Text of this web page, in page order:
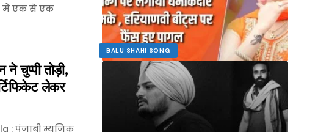
BALU SHAHI SONG
में एक से एक
ने चुप्पी तोड़ी,
लेकर
: पंजाबी म्यूजिक